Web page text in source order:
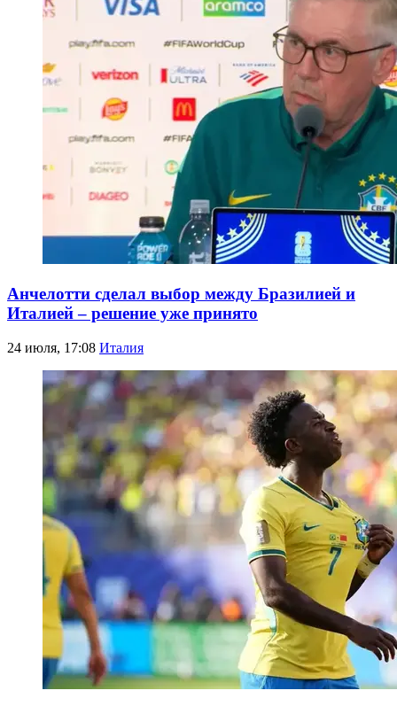
Анчелотти сделал выбор между Бразилией и
Италией – решение уже принято
24 июля, 17:08 Италия